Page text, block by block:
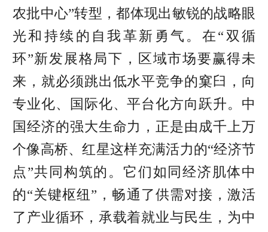
农批中心”转型，都体现出敏锐的战略眼
光和持续的自我革新勇气。在“双循
环”新发展格局下，区域市场要赢得未
来，就必须跳出低水平竞争的窠臼，向
专业化、国际化、平台化方向跃升。 中
国经济的强大生命力，正是由成千上万
个像高桥、红星这样充满活力的“经济节
点”共同构筑的。它们如同经济肌体中
的“关键枢纽”，畅通了供需对接，激活
了产业循环，承载着就业与民生，为中